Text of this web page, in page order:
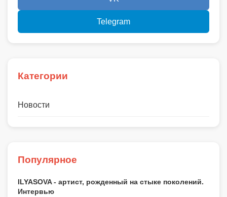
Telegram
Категории
Новости
Популярное
ILYASOVA - артист, рожденный на стыке поколений.
Интервью